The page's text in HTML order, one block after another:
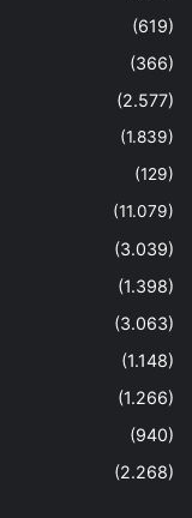
(619)
(366)
(2.577)
(1.839)
(129)
(11.079)
(3.039)
(1.398)
(3.063)
(1.148)
(1.266)
(940)
(2.268)